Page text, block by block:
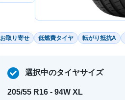
お取り寄せ 低燃費タイヤ 転がり抵抗A
選択中のタイヤサイズ
205/55 R16 - 94W XL